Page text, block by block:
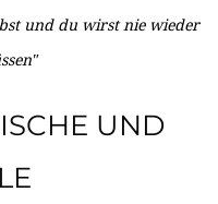
und du wirst nie wieder
UND